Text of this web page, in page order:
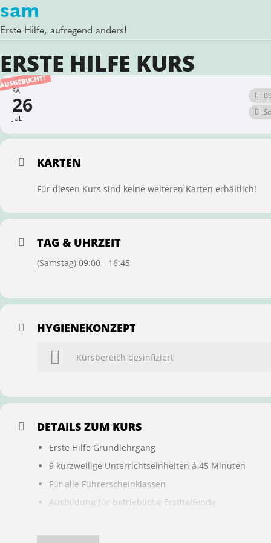
sam
Erste Hilfe, aufregend anders!
ERSTE HILFE KURS
SA
26
JUL
KARTEN
Für diesen Kurs sind keine weiteren Karten erhältlich!
TAG & UHRZEIT
(Samstag) 09:00 - 16:45
HYGIENEKONZEPT
Kursbereich desinfiziert
DETAILS ZUM KURS
Erste Hilfe Grundlehrgang
9 kurzweilige Unterrichtseinheiten á 45 Minuten
Für alle Führerscheinklassen
Ausbildung für betriebliche Ersthelfende